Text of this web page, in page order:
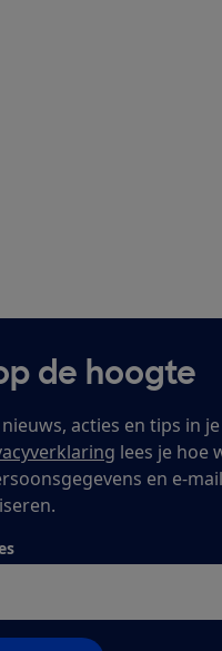
de hoogte
acties en tips in
lees je hoe
en e-